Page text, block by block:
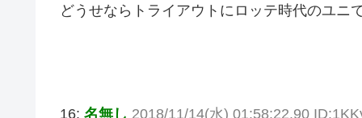
どうせならトライアウトにロッテ時代のユニ
16: 名無し 2018/11/14(水) 01:58:22.90